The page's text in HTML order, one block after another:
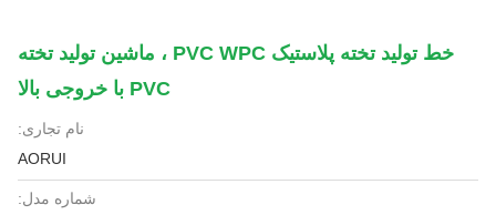
خط تولید تخته پلاستیک PVC WPC ، ماشین تولید تخته
PVC با خروجی بالا
نام تجاری:
AORUI
شماره مدل: